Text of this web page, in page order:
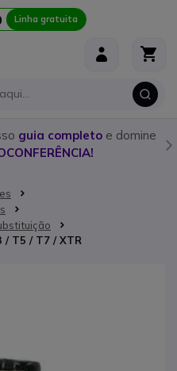
Linha gratuita
guia completoe domine
T5 / T7 / XTR